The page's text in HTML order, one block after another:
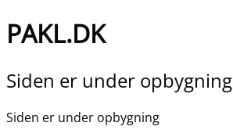
PAKL.DK
Siden er under opbygning
Siden er under opbygning